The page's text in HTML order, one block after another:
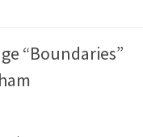
“Boundaries”